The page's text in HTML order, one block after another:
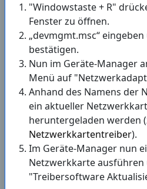
"Windowstaste + R"
Fenster zu öffnen.
„devmgmt.msc“
bestätigen.
Nun im Geräte-Manager
Menü auf
Anhand des Namens der
ein aktueller
heruntergeladen werden
Netzwerkkartentreiber).
Im Geräte-Manager nun
Netzwerkkarte ausführen
"Treibersoftware